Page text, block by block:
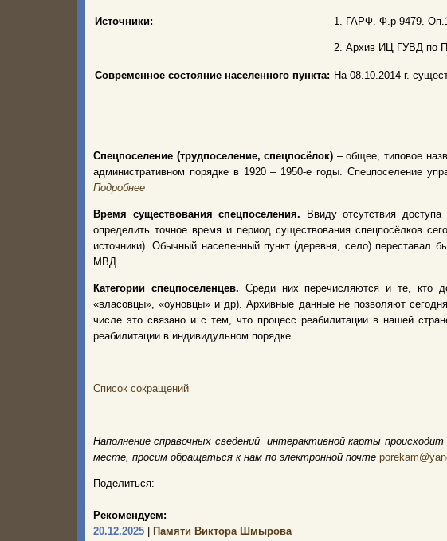
Источники: 1. ГАРФ. Ф.р-9479.
2. Архив ИЦ ГУВД по
Современное состояние населенного пункта: На 08.10.2014 г.
Спецпоселение (трудпоселение, спецпосёлок) – общее, типовое
административном порядке в 1920 – 1950-е годы. Спецпоселение
Подробнее
Время существования спецпоселения.
Ввиду отсутствия
определить точное время и период существования спецпосёлков
источники). Обычный населенный пункт (деревня, село) переставал
МВД.
Категории спецпоселенцев. Среди них перечисляются и те, кто
«власовцы», «оуновцы» и др). Архивные данные не позволяют
числе это связано и с тем, что процесс реабилитации в нашей
реабилитации в индивидульном порядке.
Список сокращений
Наполнение справочных сведений интерактивной карты
месте, просим обращаться к нам по электронной почте
Поделиться:
Рекомендуем:
20.12.2025
Памяти Виктора Шмырова